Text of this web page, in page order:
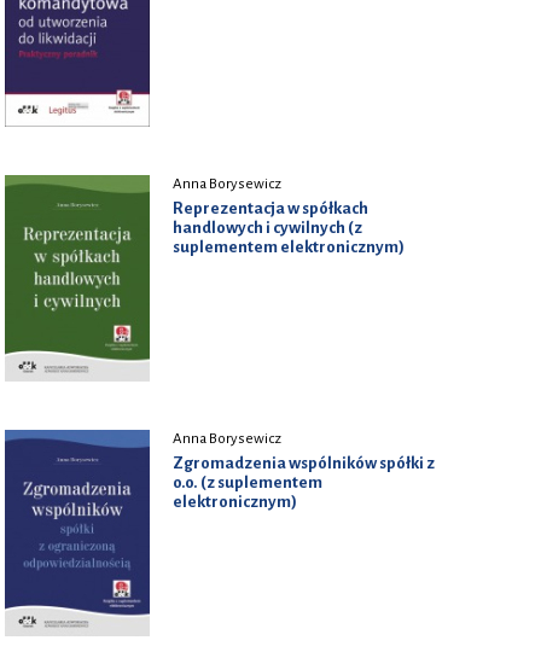
Anna Borysewicz
Reprezentacja w spółkach
handlowych i cywilnych (z
suplementem elektronicznym)
Anna Borysewicz
Zgromadzenia wspólników spółki z
o.o. (z suplementem
elektronicznym)